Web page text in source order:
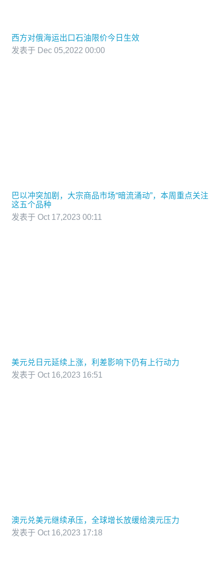
西方对俄海运出口石油限价今日生效
发表于 Dec 05,2022 00:00
巴以冲突加剧，大宗商品市场“暗流涌动”，本周重点关注
这五个品种
发表于 Oct 17,2023 00:11
美元兑日元延续上涨，利差影响下仍有上行动力
发表于 Oct 16,2023 16:51
澳元兑美元继续承压，全球增长放缓给澳元压力
发表于 Oct 16,2023 17:18